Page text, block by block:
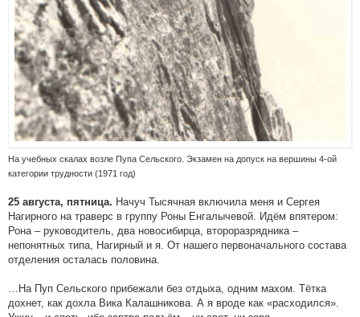
На учебных скалах возле Пупа Сельского. Экзамен на допуск на вершины 4-ой
категории трудности (1971 год)
25 августа, пятница. Начуч Тысячная включила меня и Сергея
Нагирного на траверс в группу Роны Енгалычевой. Идём впятером:
Рона – руководитель, два новосибирца, второразрядника –
непонятных типа, Нагирный и я. От нашего первоначального состава
отделения осталась половина.
…На Пуп Сельского прибежали без отдыха, одним махом. Тётка
дохнет, как дохла Вика Калашникова. А я вроде как «расходился».